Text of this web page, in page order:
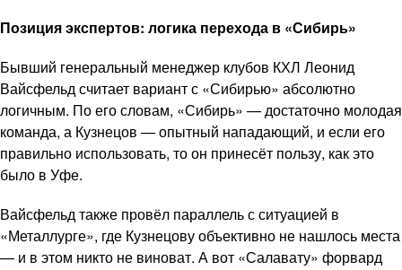
Позиция экспертов: логика перехода в «Сибирь»
Бывший генеральный менеджер клубов КХЛ Леонид
Вайсфельд считает вариант с «Сибирью» абсолютно
логичным. По его словам, «Сибирь» — достаточно молодая
команда, а Кузнецов — опытный нападающий, и если его
правильно использовать, то он принесёт пользу, как это
было в Уфе.
Вайсфельд также провёл параллель с ситуацией в
«Металлурге», где Кузнецову объективно не нашлось места
— и в этом никто не виноват. А вот «Салавату» форвард